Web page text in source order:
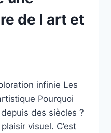
de l art et
infinie Les
Pourquoi
des siècles ?
visuel. C’est